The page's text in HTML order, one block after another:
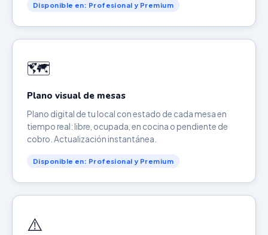
Disponible en: Profesional y Premium
🗺️
Plano visual de mesas
Plano digital de tu local con estado de cada mesa en
tiempo real: libre, ocupada, en cocina o pendiente de
cobro. Actualización instantánea.
Disponible en: Profesional y Premium
⚠️